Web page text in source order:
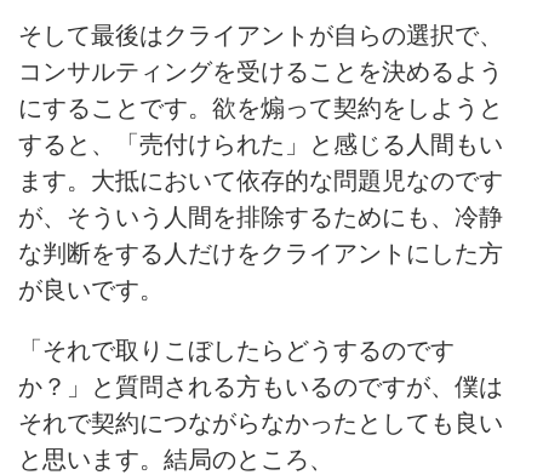
そして最後はクライアントが自らの選択で、
コンサルティングを受けることを決めるよう
にすることです。欲を煽って契約をしようと
すると、「売付けられた」と感じる人間もい
ます。大抵において依存的な問題児なのです
が、そういう人間を排除するためにも、冷静
な判断をする人だけをクライアントにした方
が良いです。
「それで取りこぼしたらどうするのです
か？」と質問される方もいるのですが、僕は
それで契約につながらなかったとしても良い
と思います。結局のところ、